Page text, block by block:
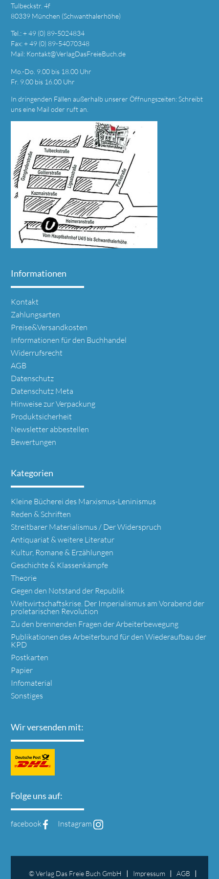
Tulbeckstr. 4f
80339 München (Schwanthalerhöhe)
Tel.: + 49 (0) 89-5024834
Fax: + 49 (0) 89-54070348
Mail: Kontakt@VerlagDasFreieBuch.de
Mo.-Do. 9.00 bis 18.00 Uhr
Fr. 9.00 bis 16.00 Uhr
In dringenden Fällen außerhalb unserer Öffnungszeiten: Schreibt
uns eine Mailoder ruft an.
Informationen
Navigation
überspringen
Kontakt
Zahlungsarten
Preise&Versandkosten
Informationen für den Buchhandel
Widerrufsrecht
AGB
Datenschutz
Datenschutz Meta
Hinweise zur Verpackung
Produktsicherheit
Newsletter abbestellen
Bewertungen
Kategorien
Navigation
überspringen
Kleine Bücherei des Marxismus-Leninismus
Reden & Schriften
Streitbarer Materialismus / Der Widerspruch
Antiquariat & weitere Literatur
Kultur, Romane & Erzählungen
Geschichte & Klassenkämpfe
Theorie
Gegen den Notstand der Republik
Weltwirtschaftskrise. Der Imperialismus am Vorabend der
proletarischen Revolution
Zu den brennenden Fragen der Arbeiterbewegung
Publikationen des Arbeiterbund für den Wiederaufbau der
KPD
Postkarten
Papier
Infomaterial
Sonstiges
Wir versenden mit:
Folge uns auf:
facebook Instagram
© Verlag Das Freie Buch GmbH Impressum AGB